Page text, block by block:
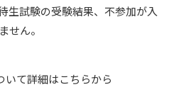
生試験の受験結果、不参加が入
せん。
て詳細はこちらから